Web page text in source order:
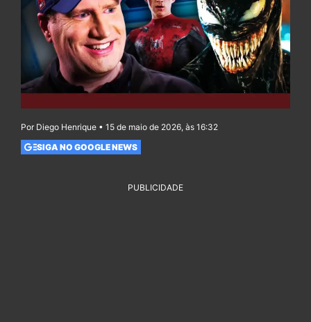
Por Diego Henrique • 15 de maio de 2026, às 16:32
SIGA NO GOOGLE NEWS
PUBLICIDADE